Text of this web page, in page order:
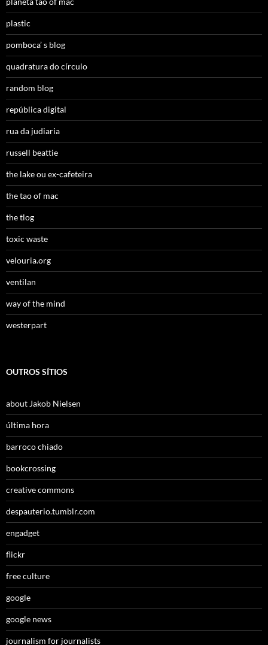
plastic
pomboca’ s blog
quadratura do círculo
random blog
república digital
rua da judiaria
russell beattie
the lake ou ex-cafeteira
the tao of mac
the tlog
toxic waste
velouria.org
ventilan
way of the mind
westerpart
OUTROS SÍTIOS
about Jakob Nielsen
última hora
barroco chiado
bookcrossing
creative commons
despauterio.tumblr.com
engadget
flickr
free culture
google
google news
journalism for journalists